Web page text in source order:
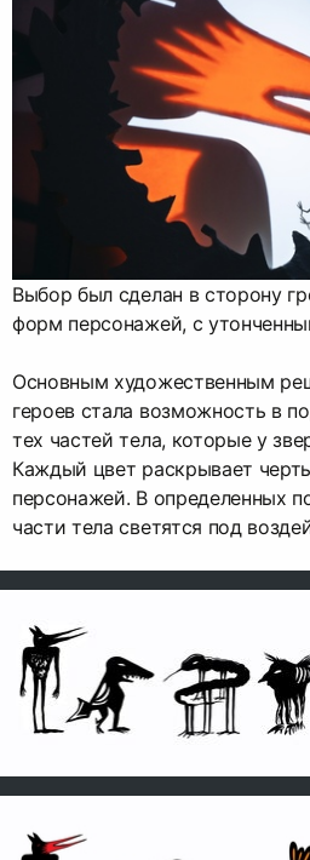
Выбор был сделан в сторону
форм персонажей, с
Основным художественным
героев стала возможность в
тех частей тела, которые у
Каждый цвет раскрывает
персонажей. В определенных
части тела светятся под